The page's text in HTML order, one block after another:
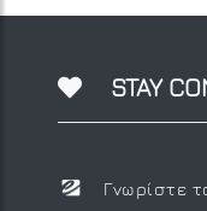
STAY
Γνωρίστε